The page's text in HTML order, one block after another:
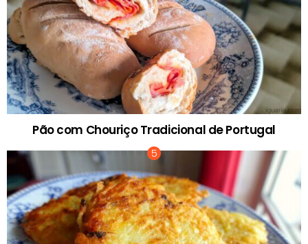
Pão com Chouriço Tradicional de Portugal